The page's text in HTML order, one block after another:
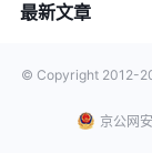
最新文章
© Copyright 2012-
京公网